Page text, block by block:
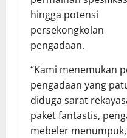
hingga potensi
persekongkolan
pengadaan.
“Kami menemukan
pengadaan yang
diduga sarat
paket fantastis,
mebeler